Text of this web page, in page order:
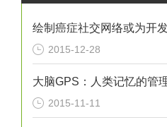
2015-12-28
大脑GPS：人类记忆的管
2015-11-11